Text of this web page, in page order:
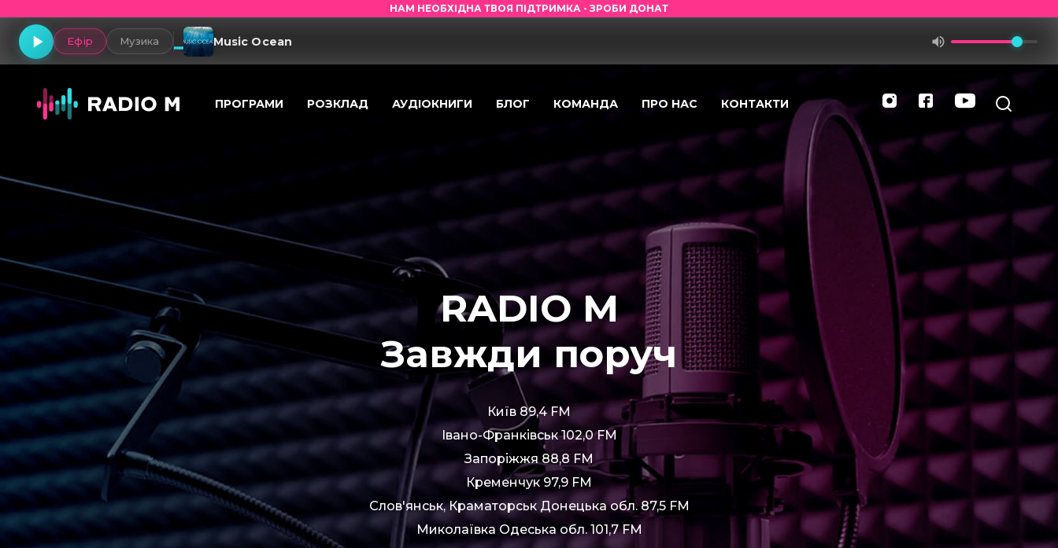
НАМ НЕОБХІДНА ТВОЯ ПІДТРИМКА - ЗРОБИ ДОНАТ
Ефір Музика Music Ocean
ПРОГРАМИ РОЗКЛАД АУДІОКНИГИ БЛОГ КОМАНДА ПРО НАС КОНТАКТИ
RADIO M
Завжди поруч
Київ 89,4 FM
Івано-Франківськ 102,0 FM
Запоріжжя 88,8 FM
Кременчук 97,9 FM
Слов'янськ, Краматорськ Донецька обл. 87,5 FM
Миколаївка Одеська обл. 101,7 FM